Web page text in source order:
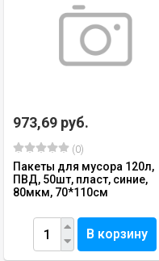
973,69 руб.
(0)
Пакеты для мусора 120л,
ПВД, 50шт, пласт, синие,
80мкм, 70*110см
В корзину